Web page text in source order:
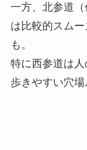
一方、北参道（
は比較的スムー
も。
特に西参道は
歩きやすい穴場